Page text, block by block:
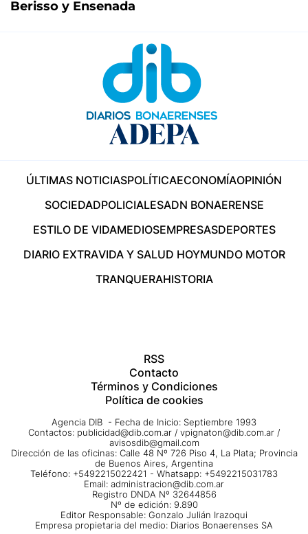
Berisso y Ensenada
ÚLTIMAS NOTICIASPOLÍTICAECONOMÍAOPINIÓN
SOCIEDADPOLICIALESADN BONAERENSE
ESTILO DE VIDAMEDIOSEMPRESASDEPORTES
DIARIO EXTRAVIDA Y SALUD HOYMUNDO MOTOR
TRANQUERAHISTORIA
RSS
Contacto
Términos y Condiciones
Política de cookies
Agencia DIB - Fecha de Inicio: Septiembre 1993
Contactos: publicidad@dib.com.ar / vpignaton@dib.com.ar /
avisosdib@gmail.com
Dirección de las oficinas: Calle 48 Nº 726 Piso 4, La Plata; Provincia
de Buenos Aires, Argentina
Teléfono: +5492215022421 - Whatsapp: +5492215031783
Email: administracion@dib.com.ar
Registro DNDA Nº 32644856
Nº de edición: 9.890
Editor Responsable: Gonzalo Julián Irazoqui
Empresa propietaria del medio: Diarios Bonaerenses SA